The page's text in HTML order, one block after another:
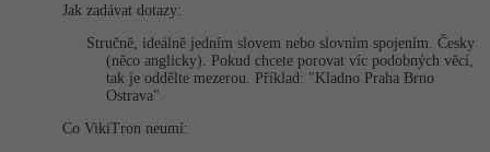
Kryptoměny
Copywriting -30%
MS Office -80%
Blender -80%
Inkscape
Jak zadávat dotazy:
Stručně, ideálně jedním slovem nebo slovním spojením. Česky
(něco anglicky). Pokud chcete porovat víc podobných věcí,
tak je oddělte mezerou. Příklad: "Kladno Praha Brno
Ostrava"
Co VikiTron neumí: